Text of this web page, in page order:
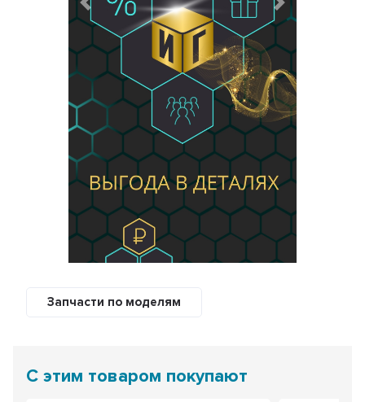
Предыдущий Следующий
Запчасти по моделям
С этим товаром покупают